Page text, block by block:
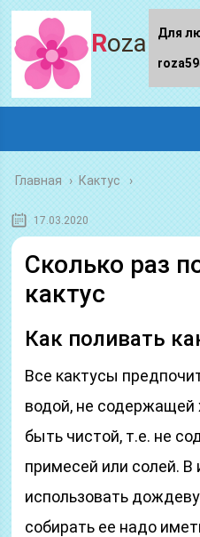
Главная › Кактус
17.03.2020
Сколько раз
кактус
Как поливать
Все кактусы
водой, не содержащей
быть чистой, т.е. не
примесей или солей.
использовать
собирать ее надо
Для